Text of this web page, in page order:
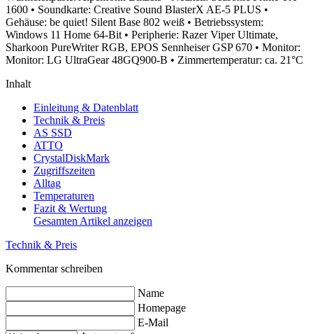
1600 • Soundkarte: Creative Sound BlasterX AE-5 PLUS •
Gehäuse: be quiet! Silent Base 802 weiß • Betriebssystem:
Windows 11 Home 64-Bit • Peripherie: Razer Viper Ultimate,
Sharkoon PureWriter RGB, EPOS Sennheiser GSP 670 • Monitor:
Monitor: LG UltraGear 48GQ900-B • Zimmertemperatur: ca. 21°C
Inhalt
Einleitung & Datenblatt
Technik & Preis
AS SSD
ATTO
CrystalDiskMark
Zugriffszeiten
Alltag
Temperaturen
Fazit & Wertung
Gesamten Artikel anzeigen
Technik & Preis
Kommentar schreiben
Name
Homepage
E-Mail